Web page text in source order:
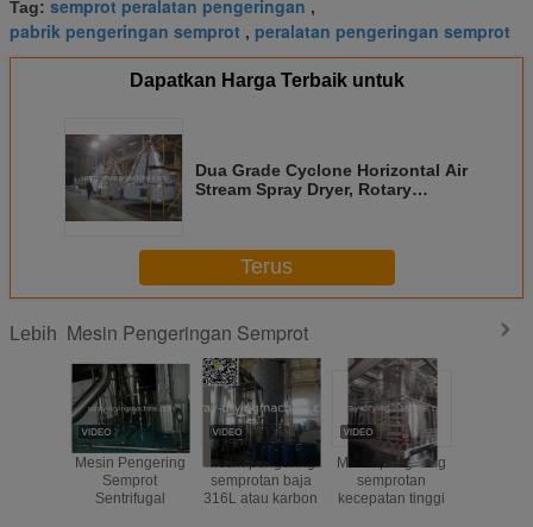
Tag: semprot peralatan pengeringan ,
pabrik pengeringan semprot , peralatan pengeringan semprot
Dapatkan Harga Terbaik untuk
Dua Grade Cyclone Horizontal Air
Stream Spray Dryer, Rotary
Terus
Lebih Mesin Pengeringan Semprot
Mesin Pengering
Semprot
Sentrifugal
Mesin pengering
semprotan baja
316L atau karbon
Mesin pengering
semprotan
kecepatan tinggi